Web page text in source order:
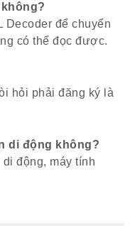
Decoder để chuyển
có thể đọc được.
hỏi phải đăng ký là
di động không?
động, máy tính